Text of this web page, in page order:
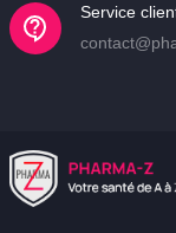
Service